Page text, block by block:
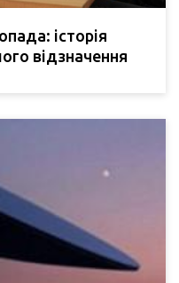
історія
відзначення